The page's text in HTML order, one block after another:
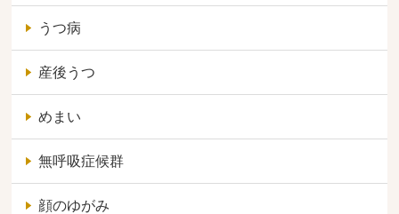
うつ病
産後うつ
めまい
無呼吸症候群
顔のゆがみ